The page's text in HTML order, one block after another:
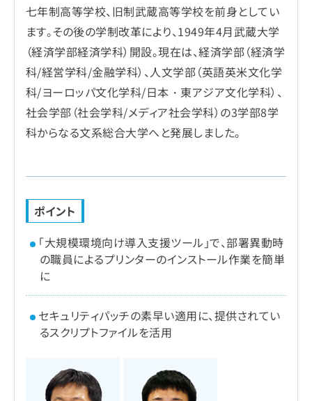
七年制高等学校、旧制武蔵高等学校を前身としてい
ます。その後の学制改革により、1949年4月武蔵大学
（経済学部経済学科）開設。現在は、経済学部（経済学
科/経営学科/金融学科）、人文学部（英語英米文化学
科/ヨーロッパ文化学科/日本・東アジア文化学科）、
社会学部（社会学科/メディア社会学科）の3学部8学
科からなる文系総合大学へと発展しました。
ポイント
「大規模環境向け導入支援ツール」で、部署異動時
の職員によるプリンターのインストール作業を簡単
に
セキュリティパッチの素早い適用に、提供されてい
るスクリプトファイルを活用